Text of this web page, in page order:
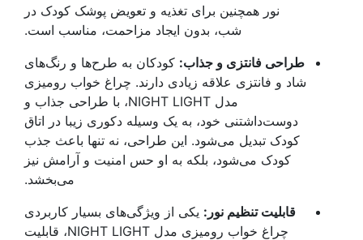
نور همچنین برای تغذیه و تعویض پوشک کودک در
شب، بدون ایجاد مزاحمت، مناسب است.
طراحی فانتزی و جذاب: کودکان به طرح‌ها و رنگ‌های
شاد و فانتزی علاقه زیادی دارند. چراغ خواب رومیزی
مدل NIGHT LIGHT، با طراحی جذاب و
دوست‌داشتنی خود، به یک وسیله دکوری زیبا در اتاق
کودک تبدیل می‌شود. این طراحی، نه تنها باعث جذب
کودک می‌شود، بلکه به او حس امنیت و آرامش نیز
می‌بخشد.
قابلیت تنظیم نور: یکی از ویژگی‌های بسیار کاربردی
چراغ خواب رومیزی مدل NIGHT LIGHT، قابلیت